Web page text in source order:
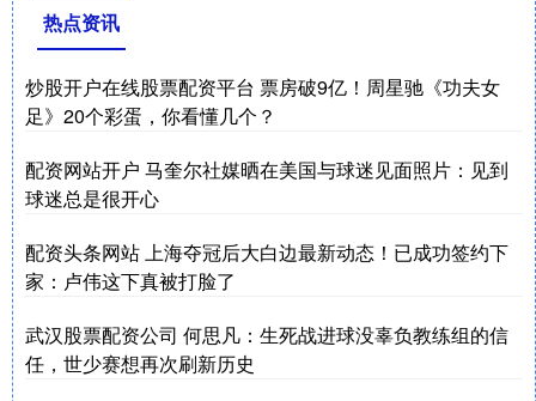
热点资讯
炒股开户在线股票配资平台 票房破9亿！周星驰《功夫女
足》20个彩蛋，你看懂几个？
配资网站开户 马奎尔社媒晒在美国与球迷见面照片：见到
球迷总是很开心
配资头条网站 上海夺冠后大白边最新动态！已成功签约下
家：卢伟这下真被打脸了
武汉股票配资公司 何思凡：生死战进球没辜负教练组的信
任，世少赛想再次刷新历史